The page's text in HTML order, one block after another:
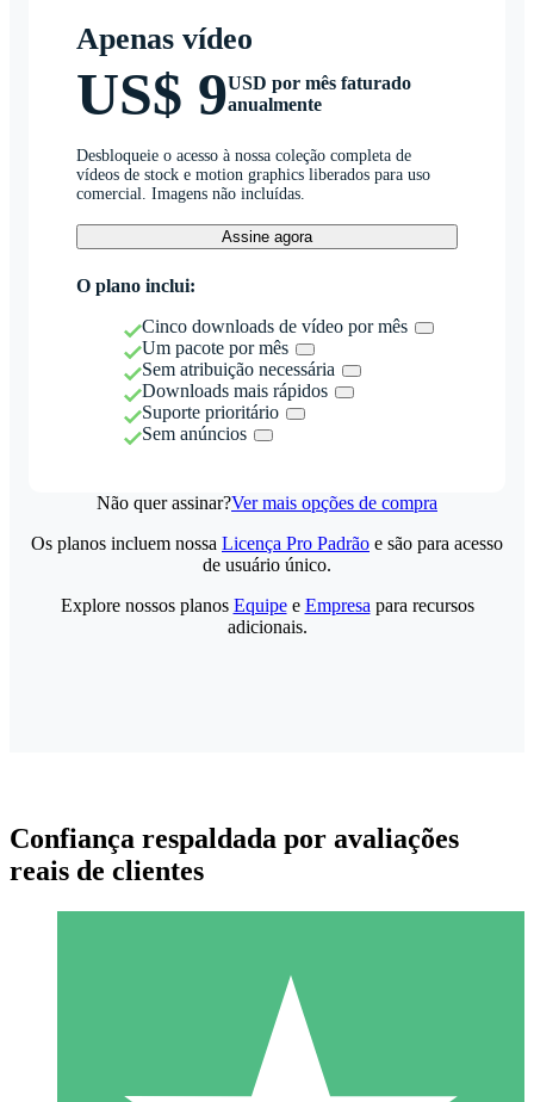
Apenas vídeo
US$ 9USD por mês faturado
anualmente
Desbloqueie o acesso à nossa coleção completa de
vídeos de stock e motion graphics liberados para uso
comercial. Imagens não incluídas.
Assine agora
O plano inclui:
Cinco downloads de vídeo por mês
Um pacote por mês
Sem atribuição necessária
Downloads mais rápidos
Suporte prioritário
Sem anúncios
Não quer assinar?Ver mais opções de compra
Pacotes de Créditos Individuais
Pague conforme o uso com créditos de download. Sem
Os planos incluem nossa Licença Pro Padrão e são para acesso
de usuário único.
Explore nossos planos Equipee Empresa para recursos
adicionais.
Confiança respaldada por avaliações
reais de clientes